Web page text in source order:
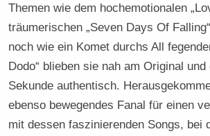
Themen wie dem hochemotionalen
träumerischen „Seven Days Of
noch wie ein Komet durchs All
Dodo“ blieben sie nah am Original
Sekunde authentisch.
ebenso bewegendes Fanal für einen
mit dessen faszinierenden Songs, bei